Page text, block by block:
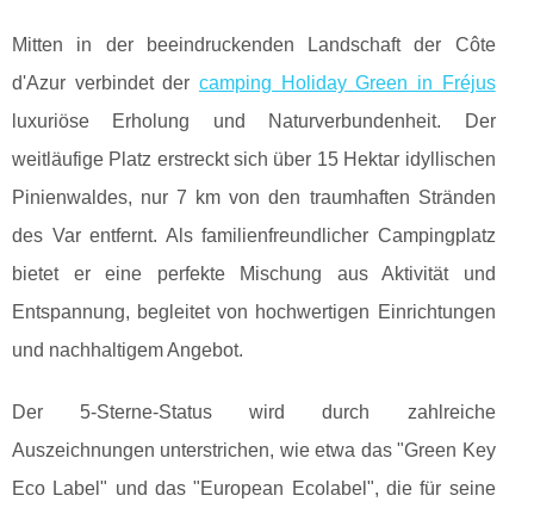
Mitten in der beeindruckenden Landschaft der Côte
d'Azur verbindet der camping Holiday Green in Fréjus
luxuriöse Erholung und Naturverbundenheit. Der
weitläufige Platz erstreckt sich über 15 Hektar idyllischen
Pinienwaldes, nur7 km von den traumhaften Stränden
des Var entfernt. Als familienfreundlicher Campingplatz
bietet er eine perfekte Mischung aus Aktivität und
Entspannung, begleitet von hochwertigen Einrichtungen
und nachhaltigem Angebot.
Der 5-Sterne-Status wird durch zahlreiche
Auszeichnungen unterstrichen, wie etwa das "Green Key
Eco Label" und das "European Ecolabel", die für seine